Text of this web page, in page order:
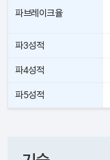
파브레이크율
파3성적
파4성적
파5성적